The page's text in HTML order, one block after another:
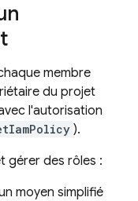
membre
du projet
l'autorisation
).
gérer des rôles :
moyen simplifié